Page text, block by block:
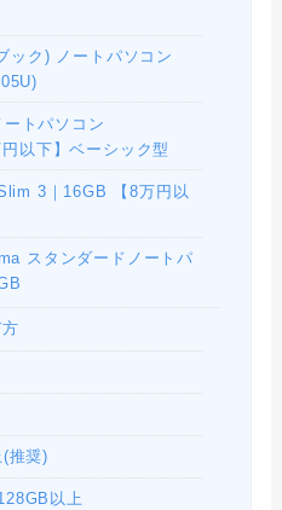
ック) ノートパソコン
トパソコン
以下】ベーシック型
3｜16GB 【8万円以
スタンダードノートパ
推奨)
以上